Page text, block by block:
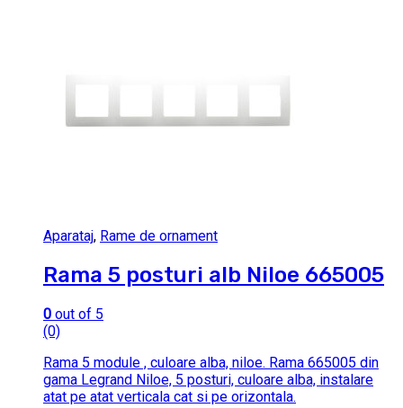
Aparataj, Rame de ornament
Rama 5 posturi alb Niloe 665005
0 out of 5
(0)
Rama 5 module , culoare alba, niloe. Rama 665005 din
gama Legrand Niloe, 5 posturi, culoare alba, instalare
atat pe atat verticala cat si pe orizontala.